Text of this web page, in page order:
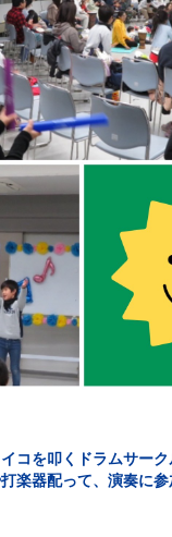
コを叩くドラムサー
楽器配って、演奏に参